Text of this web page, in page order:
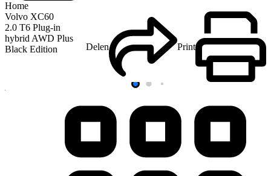
Home
Volvo XC60
2.0 T6 Plug-in
hybrid AWD Plus
Black Edition
Delen Print